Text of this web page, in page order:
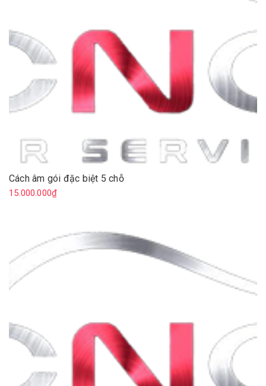
Cách âm gói đặc biệt 5 chỗ
15.000.000₫